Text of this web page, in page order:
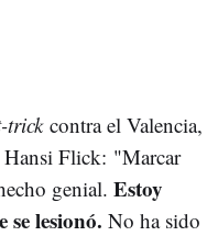
trickcontra el Valencia,
Flick: "Marcar
genial. Estoy
se lesionó. No ha sido